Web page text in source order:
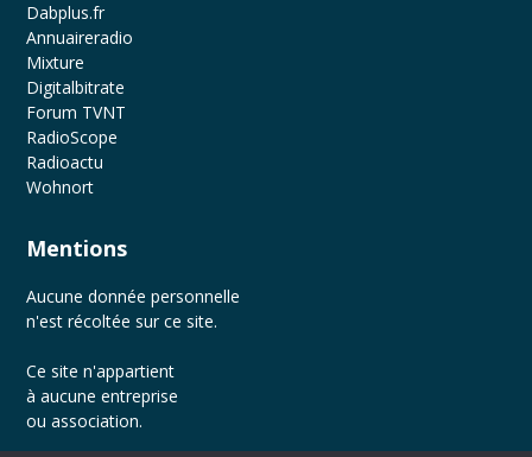
Dabplus.fr
Annuaireradio
Mixture
Digitalbitrate
Forum TVNT
RadioScope
Radioactu
Wohnort
Mentions
Aucune donnée personnelle
n'est récoltée sur ce site.
Ce site n'appartient
à aucune entreprise
ou association.